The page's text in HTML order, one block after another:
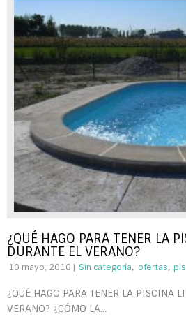
¿QUÉ HAGO PARA TENER LA
DURANTE EL VERANO?
10 mayo, 2016 | Sin categoría, ofertas,
¿QUÉ HAGO PARA TENER LA PISCINA
VERANO? ¿CÓMO LA…